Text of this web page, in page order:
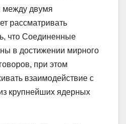
между двумя
рассматривать
что Соединенные
в достижении мирного
при этом
взаимодействие с
крупнейших ядерных